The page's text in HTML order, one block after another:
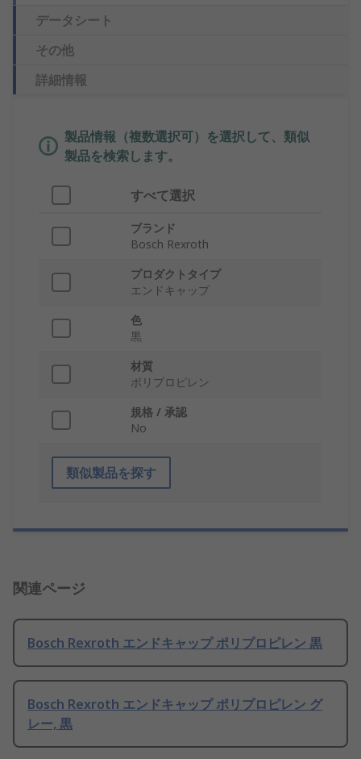
データシート
その他
詳細情報
製品情報（複数選択可）を選択して、類似
製品を検索します。
すべて選択
ブランド
Bosch Rexroth
プロダクトタイプ
エンドキャップ
色
黒
材質
ポリプロピレン
規格 / 承認
No
類似製品を探す
関連ページ
Bosch Rexroth エンドキャップ ポリプロピレン 黒
Bosch Rexroth エンドキャップ ポリプロピレン グ
レー, 黒